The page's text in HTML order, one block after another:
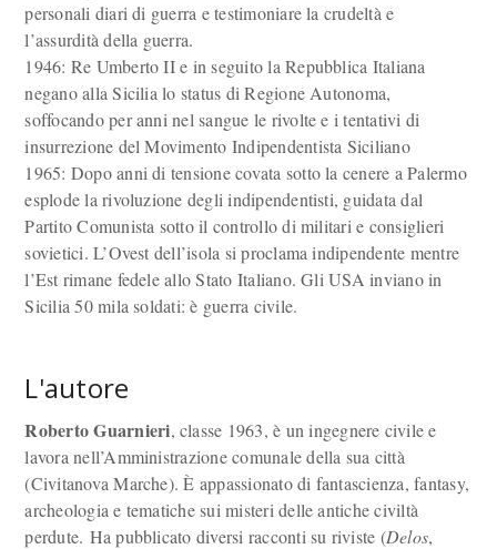
personali diari di guerra e testimoniare la crudeltà e
l’assurdità della guerra.
1946: Re Umberto II e in seguito la Repubblica Italiana
negano alla Sicilia lo status di Regione Autonoma,
soffocando per anni nel sangue le rivolte e i tentativi di
insurrezione del Movimento Indipendentista Siciliano
1965: Dopo anni di tensione covata sotto la cenere a Palermo
esplode la rivoluzione degli indipendentisti, guidata dal
Partito Comunista sotto il controllo di militari e consiglieri
sovietici. L’Ovest dell’isola si proclama indipendente mentre
l’Est rimane fedele allo Stato Italiano. Gli USA inviano in
Sicilia 50 mila soldati: è guerra civile.
L'autore
Roberto Guarnieri, classe 1963, è un ingegnere civile e
lavora nell’Amministrazione comunale della sua città
(Civitanova Marche). È appassionato di fantascienza, fantasy,
archeologia e tematiche sui misteri delle antiche civiltà
perdute. Ha pubblicato diversi racconti su riviste (Delos,